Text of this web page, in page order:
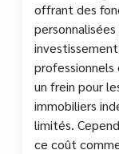
offrant des
un frein pour
immobiliers
limités.
ce coût